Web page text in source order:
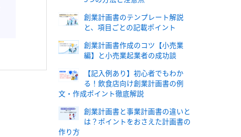
創業計画書のテンプレート解説
と、項目ごとの記載ポイント
創業計画書作成のコツ【小売業
編】と小売業起業者の成功談
【記入例あり】初心者でもわか
る！飲食店向け創業計画書の例
文・作成ポイント徹底解説
創業計画書と事業計画書の違いと
は？ポイントをおさえた計画書の
作り方